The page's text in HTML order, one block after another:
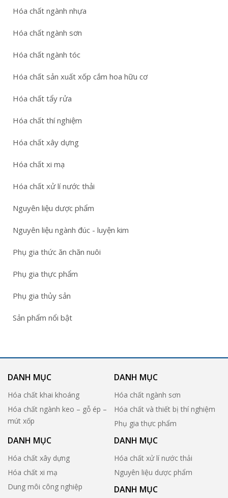
Hóa chất ngành nhựa
Hóa chất ngành sơn
Hóa chất ngành tóc
Hóa chất sản xuất xốp cắm hoa hữu cơ
Hóa chất tẩy rửa
Hóa chất thí nghiệm
Hóa chất xây dựng
Hóa chất xi mạ
Hóa chất xử lí nước thải
Nguyên liệu dược phẩm
Nguyên liệu ngành đúc - luyện kim
Phụ gia thức ăn chăn nuôi
Phụ gia thực phẩm
Phụ gia thủy sản
Sản phẩm nổi bật
DANH MỤC
Hóa chất khai khoáng
Hóa chất ngành keo – gỗ ép –
mút xốp
DANH MỤC
Hóa chất ngành sơn
Hóa chất và thiết bị thí nghiệm
Phụ gia thực phẩm
DANH MỤC
Hóa chất xây dựng
Hóa chất xi mạ
Dung môi công nghiệp
DANH MỤC
Hóa chất xử lí nước thải
Nguyên liệu dược phẩm
DANH MỤC